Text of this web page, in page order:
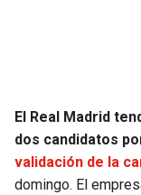
PACKERS
VIKINGS
TIMBERWOLVES
THUNDER
El Real Madrid
dos candidatos
validación de la
domingo. El